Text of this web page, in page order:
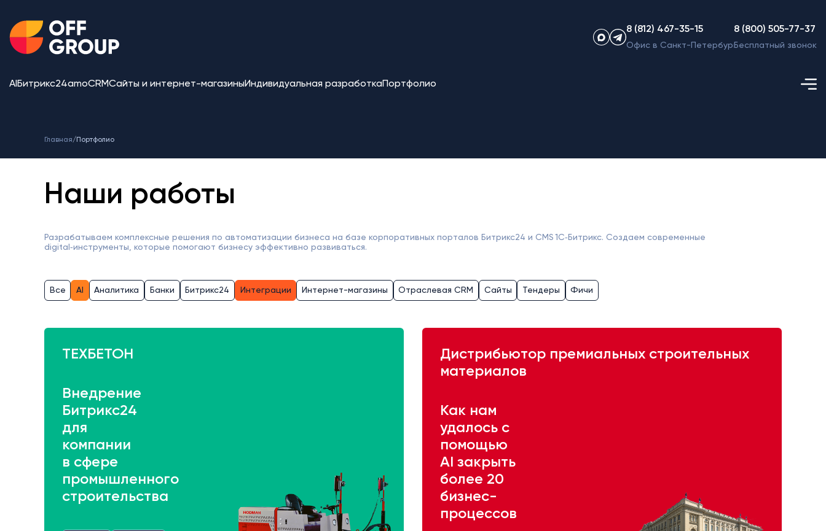
8 (812) 467-35-15
Офис в Санкт-Петербурге
8 (800) 505-77-37
Бесплатный звонок
AI Битрикс24amoCRMСайты и интернет-магазиныИндивидуальная разработкаПортфолио
Главная/ Портфолио
Наши работы
Разрабатываем комплексные решения по автоматизации бизнеса на базе корпоративных порталов Битрикс24 и CMS 1С‑Битрикс. Создаем современные
digital‑инструменты, которые помогают бизнесу эффективно развиваться.
Все AI Аналитика Банки Битрикс24 Интеграции Интернет-магазины Отраслевая CRM Сайты Тендеры Фичи
ТЕХБЕТОН
Внедрение
Битрикс24
для
компании
в сфере
промышленного
строительства
Дистрибьютор премиальных строительных
материалов
Как нам
удалось с
помощью
AI закрыть
более 20
бизнес-
процессов